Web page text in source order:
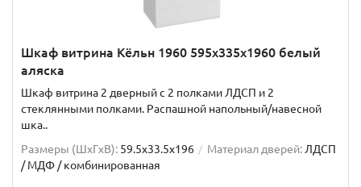
Шкаф витрина Кёльн 1960 595х335х1960 белый
аляска
Шкаф витрина 2 дверный с 2 полками ЛДСП и 2
стеклянными полками. Распашной напольный/навесной
шка..
Размеры (ШxГxВ): 59.5x33.5x196 Материал дверей:ЛДСП
/ МДФ / комбинированная